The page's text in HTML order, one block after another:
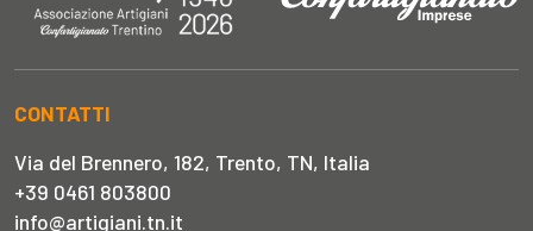
CONTATTI
Via del Brennero, 182, Trento, TN, Italia
+39 0461 803800
info@artigiani.tn.it